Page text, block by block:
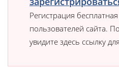
Регистрация
пользователей сайта.
увидите здесь ссылку